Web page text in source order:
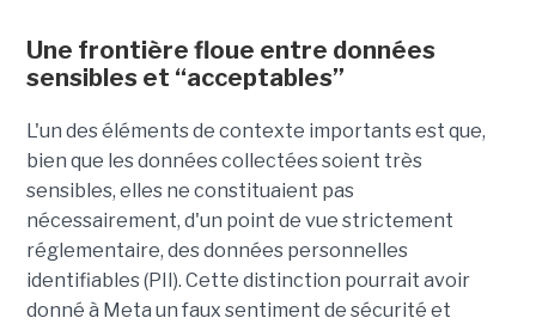
Une frontière floue entre données
sensibles et “acceptables”
L'un des éléments de contexte importants est que,
bien que les données collectées soient très
sensibles, elles ne constituaient pas
nécessairement, d'un point de vue strictement
réglementaire, des données personnelles
identifiables (PII). Cette distinction pourrait avoir
donné à Meta un faux sentiment de sécurité et